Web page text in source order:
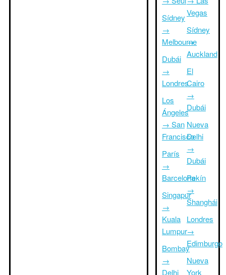
Sídney
→
Melbourne
Dubái
→
Londres
Los
Ángeles
→ San
Francisco
París
→
Barcelona
Singapur
→
Kuala
Lumpur
Bombay
→
Delhi
Vegas
Sídney
→
Auckland
El
Cairo
→
Dubái
Nueva
Delhi
→
Dubái
Pekín
→
Shanghái
Londres
→
Edimburgo
Nueva
York